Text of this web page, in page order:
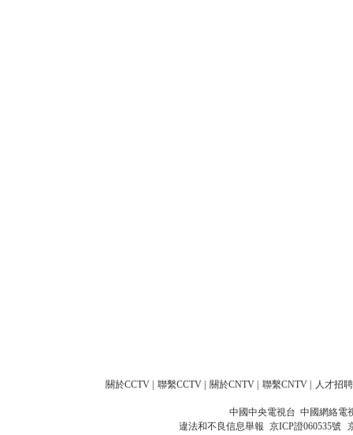
關於CCTV 聯繫CCTV 關於CNTV 聯繫CNTV 人才招聘
中國中央電視台 中國網絡電
違法和不良信息舉報 京ICP證060535號